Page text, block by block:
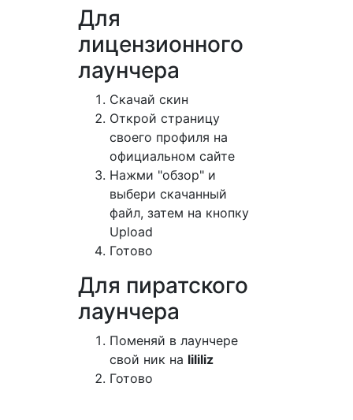
Для
лицензионного
лаунчера
Cкачай скин
Открой страницу
своего профиля на
официальном сайте
Нажми "обзор" и
выбери скачанный
файл, затем на кнопку
Upload
Готово
Для пиратского
лаунчера
Поменяй в лаунчере
свой ник на lililiz
Готово